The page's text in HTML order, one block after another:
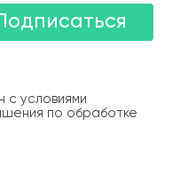
с условиями
по обработке